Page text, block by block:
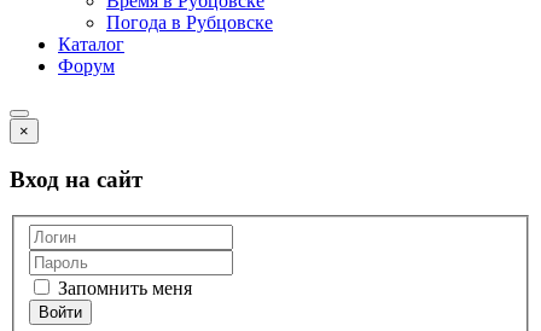
Погода в Рубцовске
Каталог
Форум
×
Вход на сайт
Запомнить меня